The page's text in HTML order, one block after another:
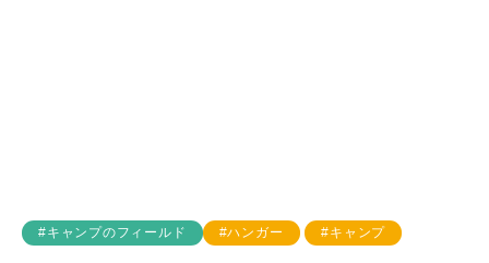
#キャンプのフィールド #ハンガー #キャンプ